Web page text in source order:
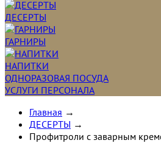
ДЕСЕРТЫ
ГАРНИРЫ
НАПИТКИ
ОДНОРАЗОВАЯ ПОСУДА
УСЛУГИ ПЕРСОНАЛА
Главная →
ДЕСЕРТЫ →
Профитроли с заварным